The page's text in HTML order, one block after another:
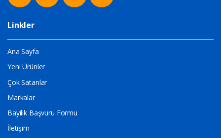
Linkler
Ana Sayfa
Yeni Ürünler
Çok Satanlar
Markalar
Bayilik Başvuru Formu
İletişim